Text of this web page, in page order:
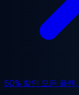
50% 할인 모든 플랜